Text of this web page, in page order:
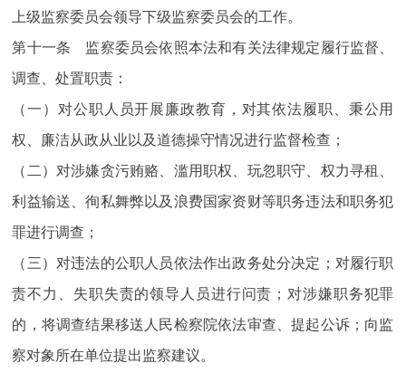
上级监察委员会领导下级监察委员会的工作。
第十一条 监察委员会依照本法和有关法律规定履行监督、
调查、处置职责：
（一）对公职人员开展廉政教育，对其依法履职、秉公用
权、廉洁从政从业以及道德操守情况进行监督检查；
（二）对涉嫌贪污贿赂、滥用职权、玩忽职守、权力寻租、
利益输送、徇私舞弊以及浪费国家资财等职务违法和职务犯
罪进行调查；
（三）对违法的公职人员依法作出政务处分决定；对履行职
责不力、失职失责的领导人员进行问责；对涉嫌职务犯罪
的，将调查结果移送人民检察院依法审查、提起公诉；向监
察对象所在单位提出监察建议。